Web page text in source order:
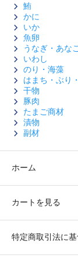
鮪
かに
いか
魚卵
うなぎ・あな
いわし
のり・海藻
はまち・ぶり
干物
豚肉
たまご商材
漬物
副材
ホーム
カートを見る
特定商取引法に